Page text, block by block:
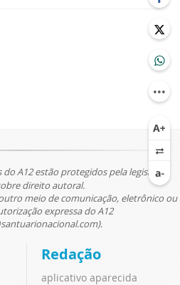
A12 estão protegidos pela legislação
direito autoral.
meio de comunicação, eletrônico ou
expressa do A12
Redação
aplicativo aparecida